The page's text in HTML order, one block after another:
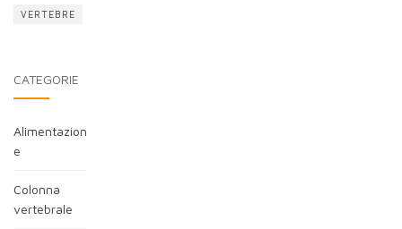
VERTEBRE
CATEGORIE
Alimentazion
e
Colonna
vertebrale